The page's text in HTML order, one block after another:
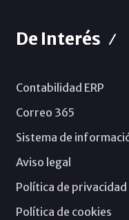
De Interés
Contabilidad ERP
Correo 365
Sistema de
Aviso legal
Política de privacidad
Política de cookies